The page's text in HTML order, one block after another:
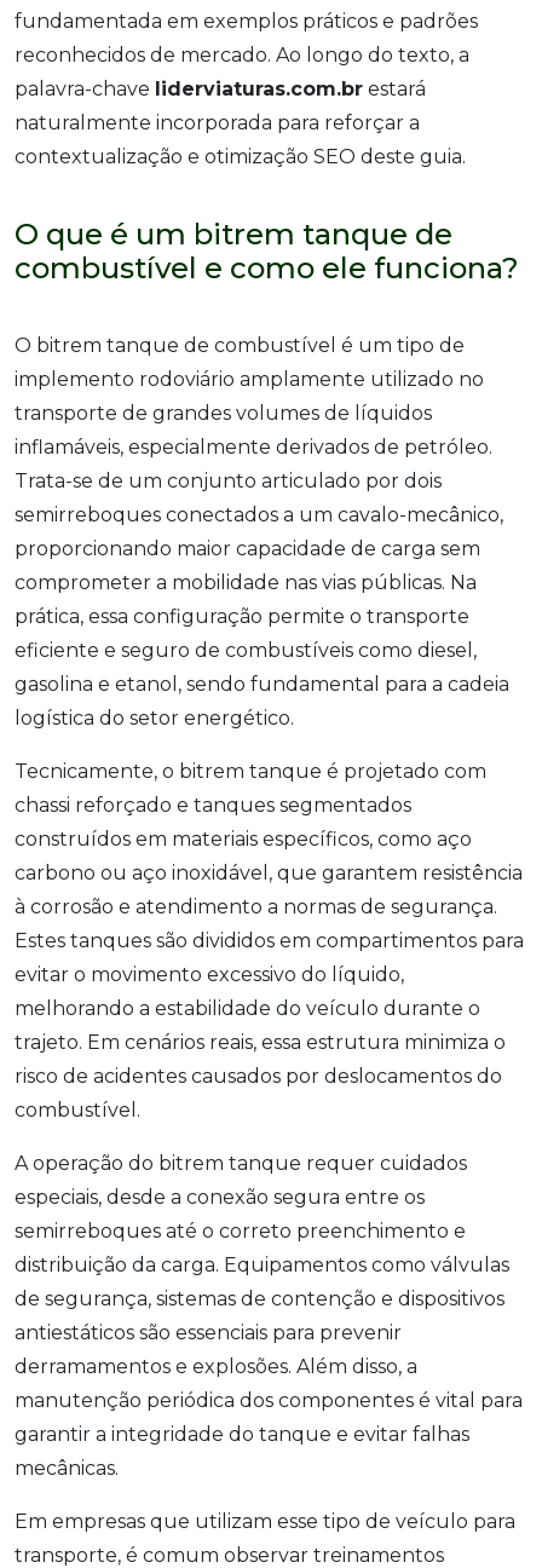
fundamentada em exemplos práticos e padrões
reconhecidos de mercado. Ao longo do texto, a
palavra-chave liderviaturas.com.br estará
naturalmente incorporada para reforçar a
contextualização e otimização SEO deste guia.
O que é um bitrem tanque de
combustível e como ele funciona?
O bitrem tanque de combustível é um tipo de
implemento rodoviário amplamente utilizado no
transporte de grandes volumes de líquidos
inflamáveis, especialmente derivados de petróleo.
Trata-se de um conjunto articulado por dois
semirreboques conectados a um cavalo-mecânico,
proporcionando maior capacidade de carga sem
comprometer a mobilidade nas vias públicas. Na
prática, essa configuração permite o transporte
eficiente e seguro de combustíveis como diesel,
gasolina e etanol, sendo fundamental para a cadeia
logística do setor energético.
Tecnicamente, o bitrem tanque é projetado com
chassi reforçado e tanques segmentados
construídos em materiais específicos, como aço
carbono ou aço inoxidável, que garantem resistência
à corrosão e atendimento a normas de segurança.
Estes tanques são divididos em compartimentos para
evitar o movimento excessivo do líquido,
melhorando a estabilidade do veículo durante o
trajeto. Em cenários reais, essa estrutura minimiza o
risco de acidentes causados por deslocamentos do
combustível.
A operação do bitrem tanque requer cuidados
especiais, desde a conexão segura entre os
semirreboques até o correto preenchimento e
distribuição da carga. Equipamentos como válvulas
de segurança, sistemas de contenção e dispositivos
antiestáticos são essenciais para prevenir
derramamentos e explosões. Além disso, a
manutenção periódica dos componentes é vital para
garantir a integridade do tanque e evitar falhas
mecânicas.
Em empresas que utilizam esse tipo de veículo para
transporte, é comum observar treinamentos